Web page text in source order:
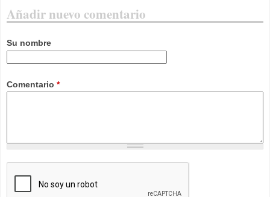
Añadir nuevo comentario
Su nombre
Comentario *